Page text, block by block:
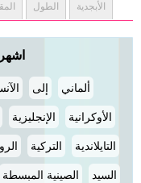
الأبجدية الطول
ألماني إلى
الأوكرانية الإنجليزية
التايلاندية التركية
السيد الصينية المبسطة